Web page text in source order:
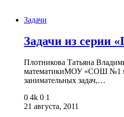
Задачи
Задачи из серии
Плотникова Татьяна
математикиМОУ «СОШ №1
занимательных задач,…
0 4k 0 1
21 августа, 2011